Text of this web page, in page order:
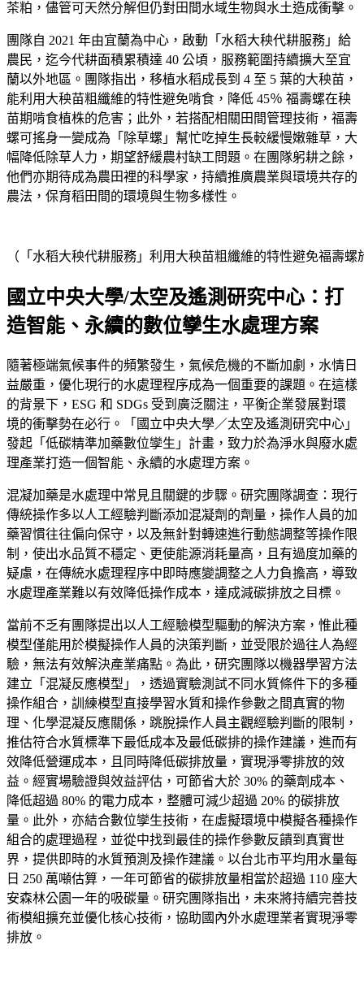
茶粕，儘管可天然分解但仍對田間水域生物與水土造成衝擊。
團隊自 2021 年由宜蘭為中心，啟動「水稻大秧代耕服務」給
農民，迄今代耕面積累積達 40 公頃，服務範圍持續擴大至宜
蘭以外地區。團隊指出，移植水稻成長到 4 至 5 葉的大秧苗，
能利用大秧苗粗纖維的特性避免啃食，降低 45％ 福壽螺在秧
苗期啃食植株的危害；此外，若搭配相關田間管理技術，福壽
螺可搖身一變成為「除草螺」幫忙吃掉生長較緩慢嫩雜草，大
幅降低除草人力，期望舒緩農村缺工問題。在團隊躬耕之餘，
他們亦期待成為農田裡的科學家，持續推廣農業與環境共存的
農法，保育稻田間的環境與生物多樣性。
（「水稻大秧代耕服務」利用大秧苗粗纖維的特性避免福壽
國立中央大學/太空及遙測研究中心：打
造智能、永續的數位孿生水處理方案
隨著極端氣候事件的頻繁發生，氣候危機的不斷加劇，水情日
益嚴重，優化現行的水處理程序成為一個重要的課題。在這樣
的背景下，ESG 和 SDGs 受到廣泛關注，平衡企業發展對環
境的衝擊勢在必行。「國立中央大學／太空及遙測研究中心」
發起「低碳精準加藥數位孿生」計畫，致力於為淨水與廢水處
理產業打造一個智能、永續的水處理方案。
混凝加藥是水處理中常見且關鍵的步驟。研究團隊調查：現行
傳統操作多以人工經驗判斷添加混凝劑的劑量，操作人員的加
藥習慣往往偏向保守，以及無針對轉速進行動態調整等操作限
制，使出水品質不穩定、更使能源消耗量高，且有過度加藥的
疑慮，在傳統水處理程序中即時應變調整之人力負擔高，導致
水處理產業難以有效降低操作成本，達成減碳排放之目標。
當前不乏有團隊提出以人工經驗模型驅動的解決方案，惟此種
模型僅能用於模擬操作人員的決策判斷，並受限於過往人為經
驗，無法有效解決產業痛點。為此，研究團隊以機器學習方法
建立「混凝反應模型」，透過實驗測試不同水質條件下的多種
操作組合，訓練模型直接學習水質和操作參數之間真實的物
理、化學混凝反應關係，跳脫操作人員主觀經驗判斷的限制，
推估符合水質標準下最低成本及最低碳排的操作建議，進而有
效降低營運成本，且同時降低碳排放量，實現淨零排放的效
益。經實場驗證與效益評估，可節省大於 30% 的藥劑成本、
降低超過 80% 的電力成本，整體可減少超過 20% 的碳排放
量。此外，亦結合數位孿生技術，在虛擬環境中模擬各種操作
組合的處理過程，並從中找到最佳的操作參數反饋到真實世
界，提供即時的水質預測及操作建議。以台北市平均用水量每
日 250 萬噸估算，一年可節省的碳排放量相當於超過 110 座大
安森林公園一年的吸碳量。研究團隊指出，未來將持續完善技
術模組擴充並優化核心技術，協助國內外水處理業者實現淨零
排放。